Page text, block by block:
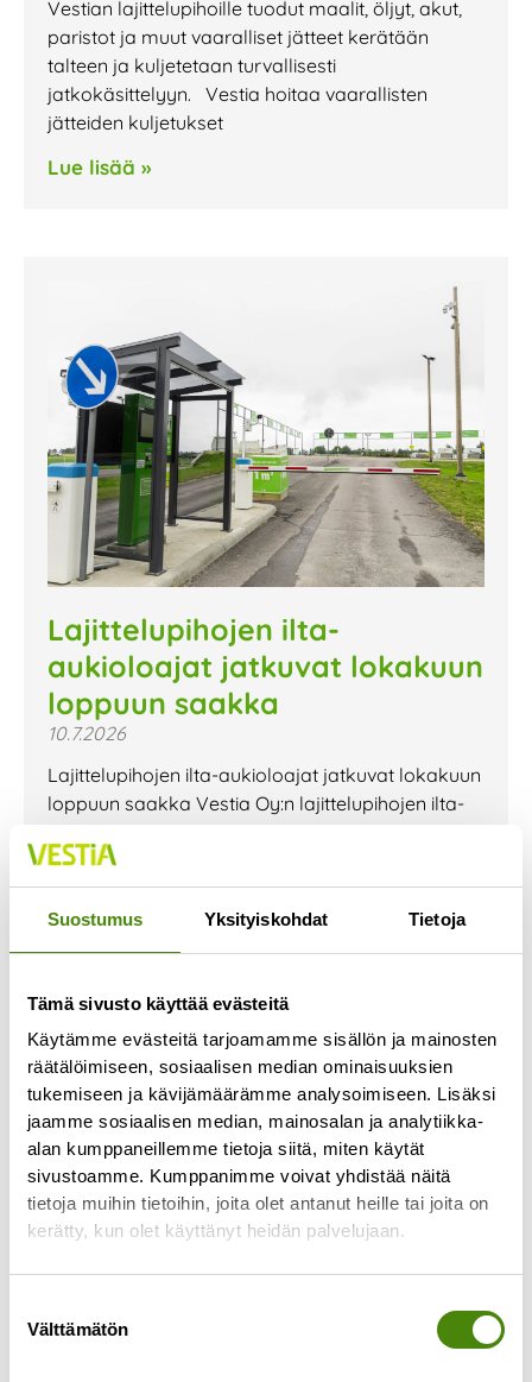
Suostumus Yksityiskohdat Tietoja
Tämä sivusto käyttää evästeitä
Käytämme evästeitä tarjoamamme sisällön ja mainosten
räätälöimiseen, sosiaalisen median ominaisuuksien
tukemiseen ja kävijämäärämme analysoimiseen. Lisäksi
jaamme sosiaalisen median, mainosalan ja analytiikka-
alan kumppaneillemme tietoja siitä, miten käytät
sivustoamme. Kumppanimme voivat yhdistää näitä
tietoja muihin tietoihin, joita olet antanut heille tai joita on
kerätty, kun olet käyttänyt heidän palvelujaan.
valinta
Välttämätön
Vestian lajittelupihoille tuodut maalit, öljyt, akut,
paristot ja muut vaaralliset jätteet kerätään
talteen ja kuljetetaan turvallisesti
jatkokäsittelyyn. Vestia hoitaa vaarallisten
jätteiden kuljetukset
Lue lisää »
Lajittelupihojen ilta-
aukioloajat jatkuvat lokakuun
loppuun saakka
10.7.2026
Lajittelupihojen ilta-aukioloajat jatkuvat lokakuun
loppuun saakka Vestia Oy:n lajittelupihojen ilta-
Jokaisella lajittelupihalla pääsee vähintään
kerran viikossa
Lue lisää »